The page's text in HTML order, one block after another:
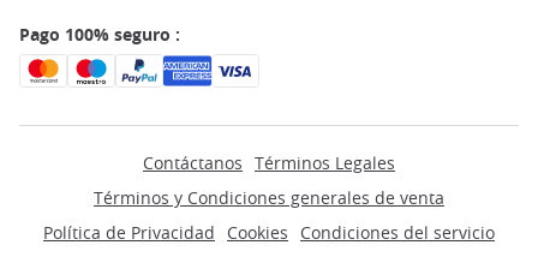
Pago 100% seguro :
Contáctanos Términos Legales
Términos y Condiciones generales de venta
Política de Privacidad
Cookies
Condiciones del servicio